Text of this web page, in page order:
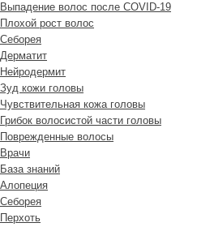
Выпадение волос после COVID-19
Плохой рост волос
Cеборея
Дерматит
Нейродермит
Зуд кожи головы
Чувствительная кожа головы
Грибок волосистой части головы
Поврежденные волосы
Врачи
База знаний
Алопеция
Себорея
Перхоть